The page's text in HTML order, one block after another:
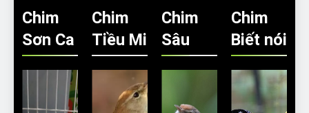
Chim
Sơn Ca
Chim
Tiều Mi
Chim
Sâu
Chim
Biết nói